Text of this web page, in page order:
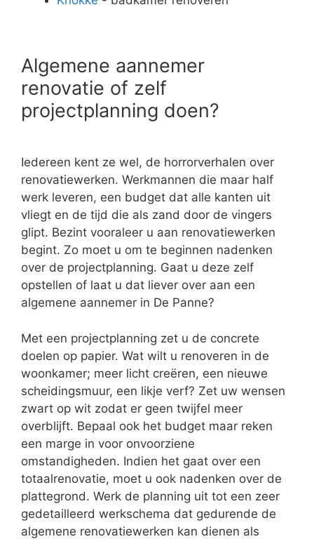
Algemene aannemer
renovatie of zelf
projectplanning doen?
Iedereen kent ze wel, de horrorverhalen over
renovatiewerken. Werkmannen die maar half
werk leveren, een budget dat alle kanten uit
vliegt en de tijd die als zand door de vingers
glipt. Bezint vooraleer u aan renovatiewerken
begint. Zo moet u om te beginnen nadenken
over de projectplanning. Gaat u deze zelf
opstellen of laat u dat liever over aan een
algemene aannemer in De Panne?
Met een projectplanning zet u de concrete
doelen op papier. Wat wilt u renoveren in de
woonkamer; meer licht creëren, een nieuwe
scheidingsmuur, een likje verf? Zet uw wensen
zwart op wit zodat er geen twijfel meer
overblijft. Bepaal ook het budget maar reken
een marge in voor onvoorziene
omstandigheden. Indien het gaat over een
totaalrenovatie, moet u ook nadenken over de
plattegrond. Werk de planning uit tot een zeer
gedetailleerd werkschema dat gedurende de
algemene renovatiewerken kan dienen als